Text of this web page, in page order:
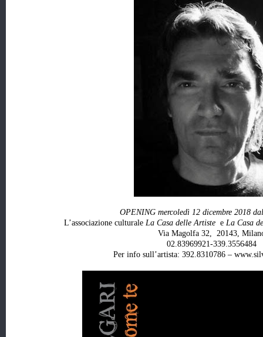
OPENING mercoledì 12 dicembre 2018
L’associazione culturale La Casa delle Artistee La Casa
Via Magolfa 32, 20143,
02.83969921-339.3556484
Per info sull’artista: 392.8310786 –